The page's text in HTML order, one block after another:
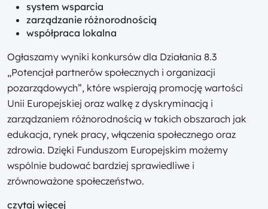
system wsparcia
zarządzanie różnorodnością
współpraca lokalna
Ogłaszamy wyniki konkursów dla Działania 8.3
„Potencjał partnerów społecznych i organizacji
pozarządowych”, które wspierają promocję wartości
Unii Europejskiej oraz walkę z dyskryminacją i
zarządzaniem różnorodnością w takich obszarach jak
edukacja, rynek pracy, włączenia społecznego oraz
zdrowia. Dzięki Funduszom Europejskim możemy
wspólnie budować bardziej sprawiedliwe i
zrównoważone społeczeństwo.
czytaj więcej